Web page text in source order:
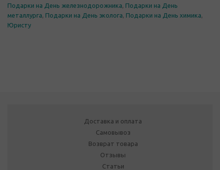
Подарки на День железнодорожника, Подарки на День
металлурга, Подарки на День эколога, Подарки на День химика,
Юристу
Доставка и оплата
Самовывоз
Возврат товара
Отзывы
Статьи